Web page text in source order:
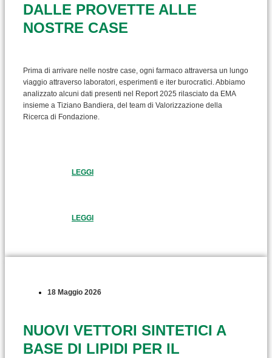
DALLE PROVETTE ALLE
NOSTRE CASE
Prima di arrivare nelle nostre case, ogni farmaco attraversa un lungo
viaggio attraverso laboratori, esperimenti e iter burocratici. Abbiamo
analizzato alcuni dati presenti nel Report 2025 rilasciato da EMA
insieme a Tiziano Bandiera, del team di Valorizzazione della
Ricerca di Fondazione.
LEGGI
LEGGI
18 Maggio 2026
NUOVI VETTORI SINTETICI A
BASE DI LIPIDI PER IL